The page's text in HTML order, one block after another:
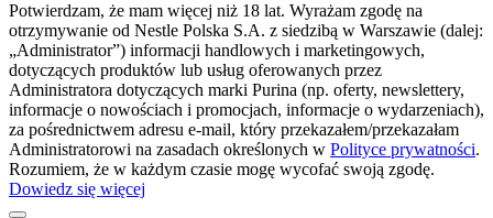
Potwierdzam, że mam więcej niż 18 lat. Wyrażam zgodę na
otrzymywanie od Nestle Polska S.A. z siedzibą w Warszawie (dalej:
„Administrator”) informacji handlowych i marketingowych,
dotyczących produktów lub usług oferowanych przez
Administratora dotyczących marki Purina (np. oferty, newslettery,
informacje o nowościach i promocjach, informacje o wydarzeniach),
za pośrednictwem adresu e-mail, który przekazałem/przekazałam
Administratorowi na zasadach określonych w Polityce prywatności.
Rozumiem, że w każdym czasie mogę wycofać swoją zgodę.
Dowiedz się więcej